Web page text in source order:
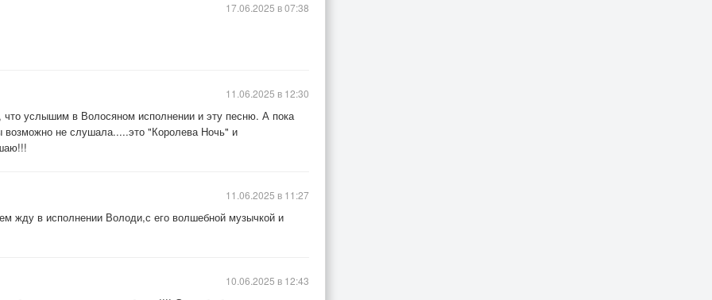
17.06.2025 в 07:38
услышим в Волосяном исполнении и эту песню. А пока
возможно не слушала.....это "Королева Ночь" и
11.06.2025 в 12:30
жду в исполнении Володи,с его волшебной музычкой и
11.06.2025 в 11:27
10.06.2025 в 12:43